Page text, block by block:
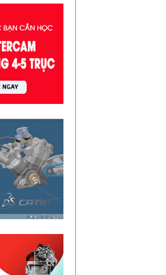
liệu được
tiết , sẽ giúp
dụn...
Tara Bị
Taro Bị Gãy
, không
tất nhiên
Đầy Đủ Và
Hướng dẫn
hiện tại trên
thoải mái
Sách Hay
dạng PDF
ngành cực kỳ
đọc hiểu